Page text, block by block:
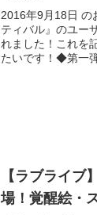
2016年9月18日 の
ティバル』のユー
れました！これを
たいです！◆第一
【ラブライ
場！覚醒絵・